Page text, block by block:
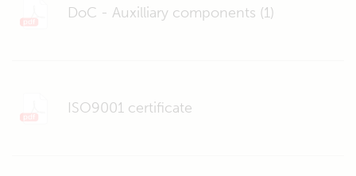
DoC - Auxilliary components (1)
ISO9001 certificate